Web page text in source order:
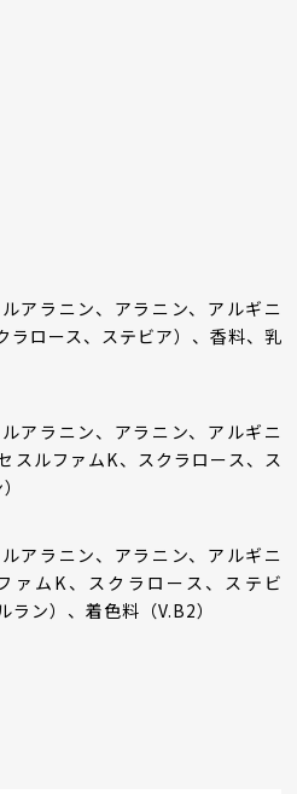
アラニン、アラニン、アルギニ
ラロース、ステビア）、香料、乳
アラニン、アラニン、アルギニ
スルファムK、スクラロース、ス
アラニン、アラニン、アルギニ
ァムK、スクラロース、ステビ
ン）、着色料（V.B2）